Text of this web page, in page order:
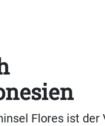
Flores ist der